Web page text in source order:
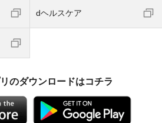
dヘルスケア
のダウンロードはコチラ